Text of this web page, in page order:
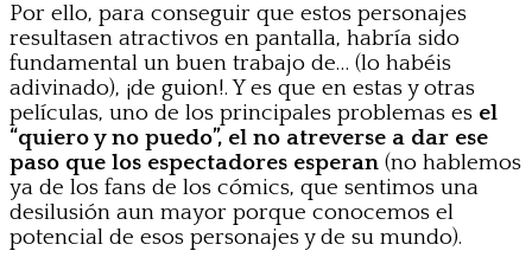
Por ello, para conseguir que estos personajes
resultasen atractivos en pantalla, habría sido
fundamental un buen trabajo de… (lo habéis
adivinado), ¡de guion!. Y es que en estas y otras
películas, uno de los principales problemas es el
“quiero y no puedo”, el no atreverse a dar ese
paso que los espectadores esperan (no hablemos
ya de los fans de los cómics, que sentimos una
desilusión aun mayor porque conocemos el
potencial de esos personajes y de su mundo).